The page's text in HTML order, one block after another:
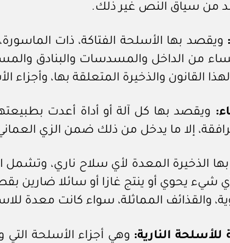
من سياق النص غير ذلك.
ويقصد بها الأسلحة الفتاكة، ذات
من الداخل والمسدسات والبنادق
لهذا القانون والذخيرة المتعلقة بها،
ويقصد بها كل آلة أو أداة أعدت
الذخيرة المعدة لأي سلاح ناري، وتشمل
شيء يحوي أو ينتج غازا أو سائلا ضارين
والقذائف المماثلة، سواء كانت معدة
وهي أجزاء الأسلحة التي